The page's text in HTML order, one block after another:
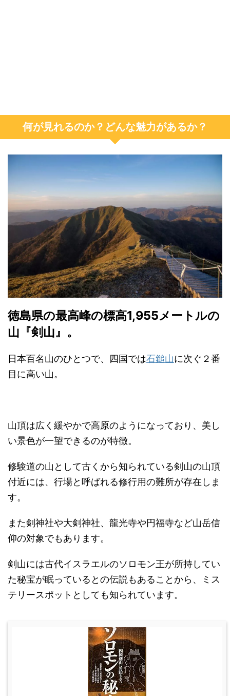
何が見れるのか？どんな魅力があるか？
徳島県の最高峰の標高1,955メートルの
山『剣山』。
日本百名山のひとつで、四国では石鎚山に次ぐ２番
目に高い山。
山頂は広く緩やかで高原のようになっており、美し
い景色が一望できるのが特徴。
修験道の山として古くから知られている剣山の山頂
付近には、行場と呼ばれる修行用の難所が存在しま
す。
また剣神社や大剣神社、龍光寺や円福寺など山岳信
仰の対象でもあります。
剣山には古代イスラエルのソロモン王が所持してい
た秘宝が眠っているとの伝説もあることから、ミス
テリースポットとしても知られています。